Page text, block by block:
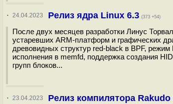
· 24.04.2023 Релиз ядра Linux 6.3 (373 +54)
После двух месяцев разработки Линус
устаревших ARM-платформ и графических
древовидных структур red-black в BPF,
исполнения в memfd, поддержка создания
групп блоков...
· 23.04.2023 Релиз компилятора